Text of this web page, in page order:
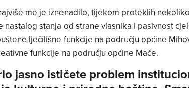
me je iznenadilo, tijekom proteklih
nastalog stanja od strane vlasnika i pasivnost
lječilišne funkcije na području općine
funkcije na području općine Mače.
jasno ističete problem